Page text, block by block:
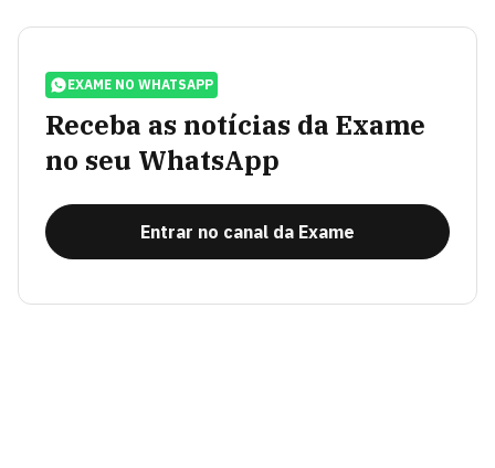
EXAME NO WHATSAPP
Receba as notícias da Exame
no seu WhatsApp
Entrar no canal da Exame